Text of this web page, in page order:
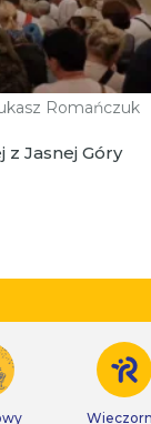
Romańczuk
z Jasnej Góry